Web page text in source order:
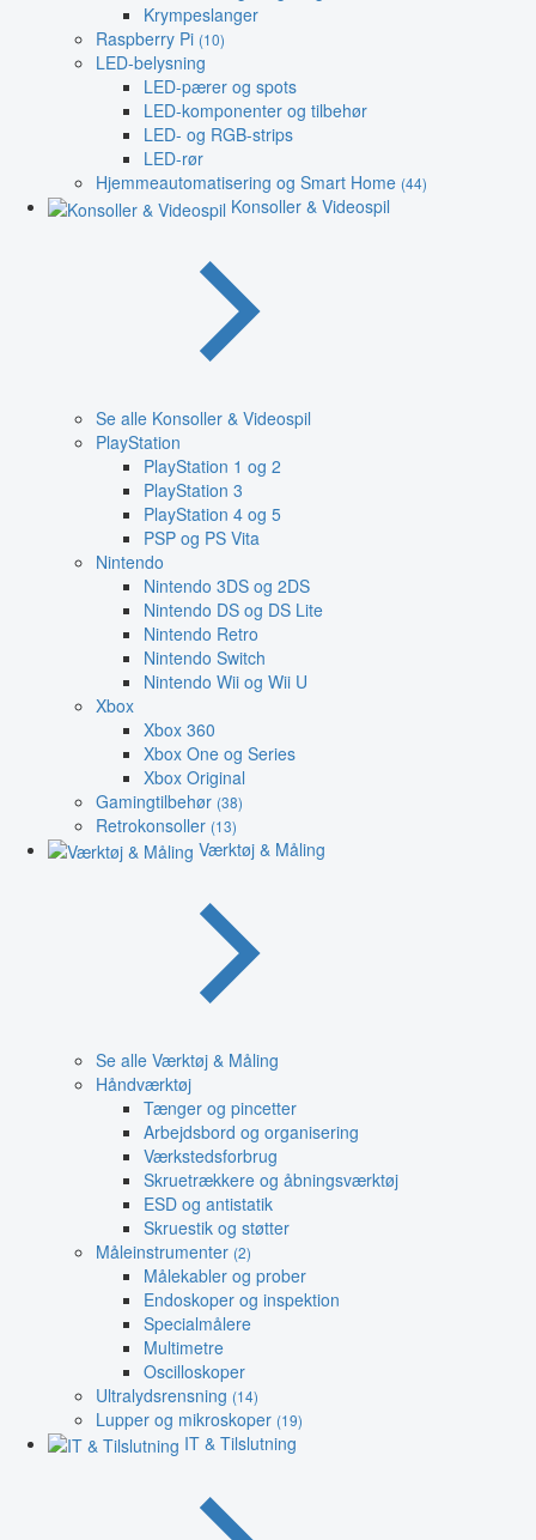
Krympeslanger
Raspberry Pi (10)
LED-belysning
LED-pærer og spots
LED-komponenter og tilbehør
LED- og RGB-strips
LED-rør
Hjemmeautomatisering og Smart Home (44)
Konsoller & Videospil
Se alle Konsoller & Videospil
PlayStation
PlayStation 1 og 2
PlayStation 3
PlayStation 4 og 5
PSP og PS Vita
Nintendo
Nintendo 3DS og 2DS
Nintendo DS og DS Lite
Nintendo Retro
Nintendo Switch
Nintendo Wii og Wii U
Xbox
Xbox 360
Xbox One og Series
Xbox Original
Gamingtilbehør (38)
Retrokonsoller (13)
Værktøj & Måling
Se alle Værktøj & Måling
Håndværktøj
Tænger og pincetter
Arbejdsbord og organisering
Værkstedsforbrug
Skruetrækkere og åbningsværktøj
ESD og antistatik
Skruestik og støtter
Måleinstrumenter (2)
Målekabler og prober
Endoskoper og inspektion
Specialmålere
Multimetre
Oscilloskoper
Ultralydsrensning (14)
Lupper og mikroskoper (19)
IT & Tilslutning